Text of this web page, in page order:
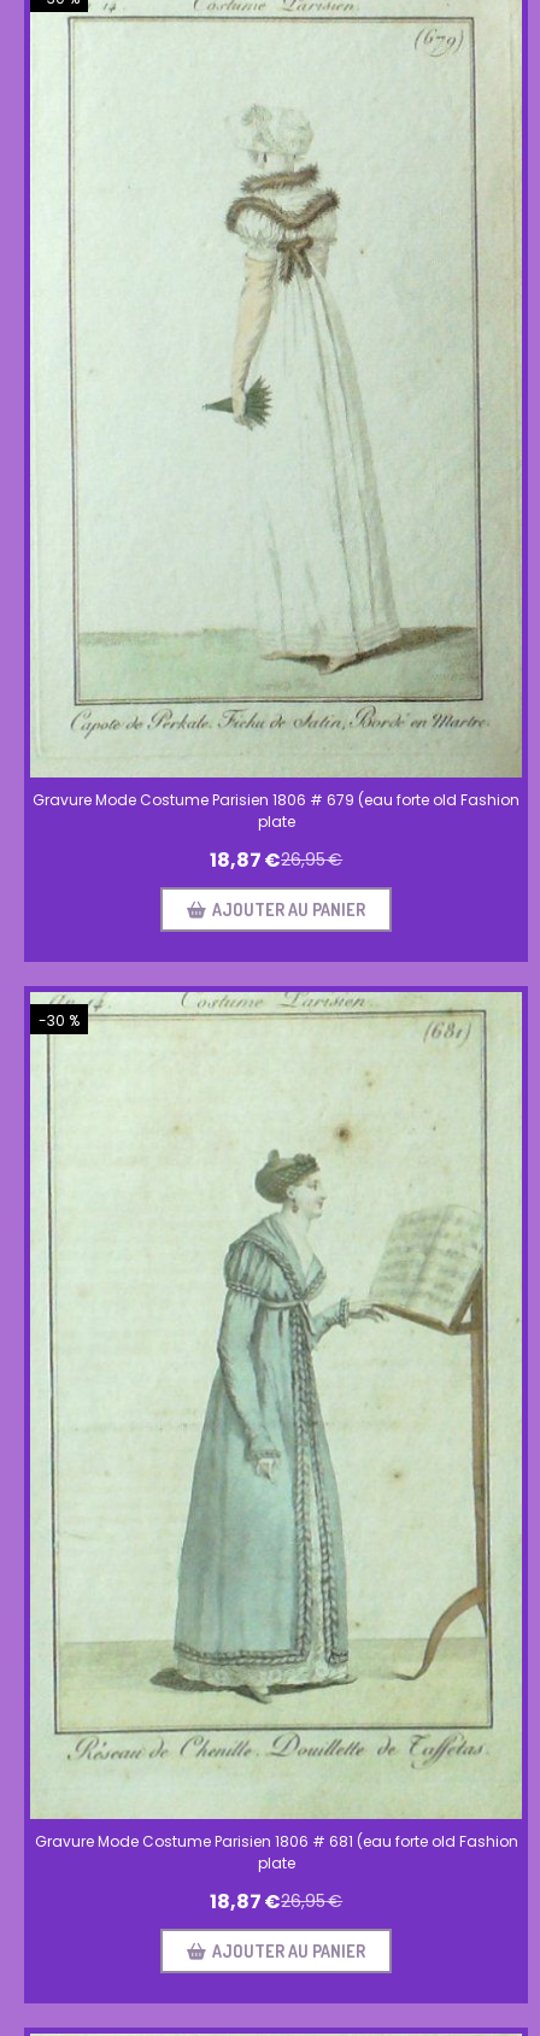
Gravure Mode Costume Parisien 1806 # 679 (eau forte old Fashion
plate
18,87€26,95€
AJOUTER AU PANIER
-30 %
Gravure Mode Costume Parisien 1806 # 681 (eau forte old Fashion
plate
18,87€26,95€
AJOUTER AU PANIER